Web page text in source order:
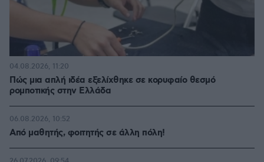
Πώς μια απλή ιδέα εξελίχθηκε σε κορυφαίο θεσμό
ρομποτικής στην Ελλάδα
04.08.2026, 11:20
Από μαθητής, φοιτητής σε άλλη πόλη!
06.08.2026, 10:52